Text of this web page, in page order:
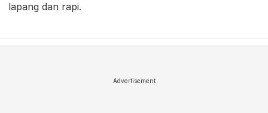
lapang dan rapi.
Advertisement